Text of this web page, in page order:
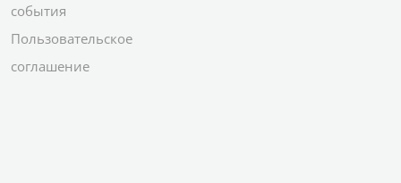
события
Пользовательское
соглашение